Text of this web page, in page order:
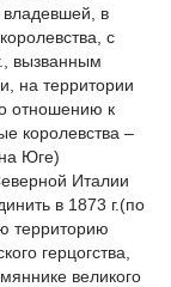
владевшей, в
с
вызванным
на территории
отношению к
королевства –
Юге)
Италии
в 1873 г.(по
территорию
герцогства,
великого